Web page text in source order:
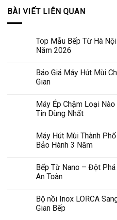
BÀI VIẾT LIÊN QUAN
Top Mẫu Bếp Từ Hà
Năm 2026
Báo Giá Máy Hút Mùi
Gian
Máy Ép Chậm Loại
Tin Dùng Nhất
Máy Hút Mùi Thành
Bảo Hành 3 Năm
Bếp Từ Nano – Đột
An Toàn
Bộ nồi Inox LORCA
Gian Bếp